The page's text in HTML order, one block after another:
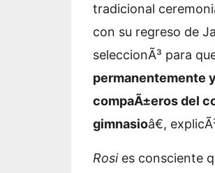
tradicional
con su regreso de
seleccionÃ³ para
permanentemente
compaÃ±eros del
gimnasioâ€,
Rosies consciente